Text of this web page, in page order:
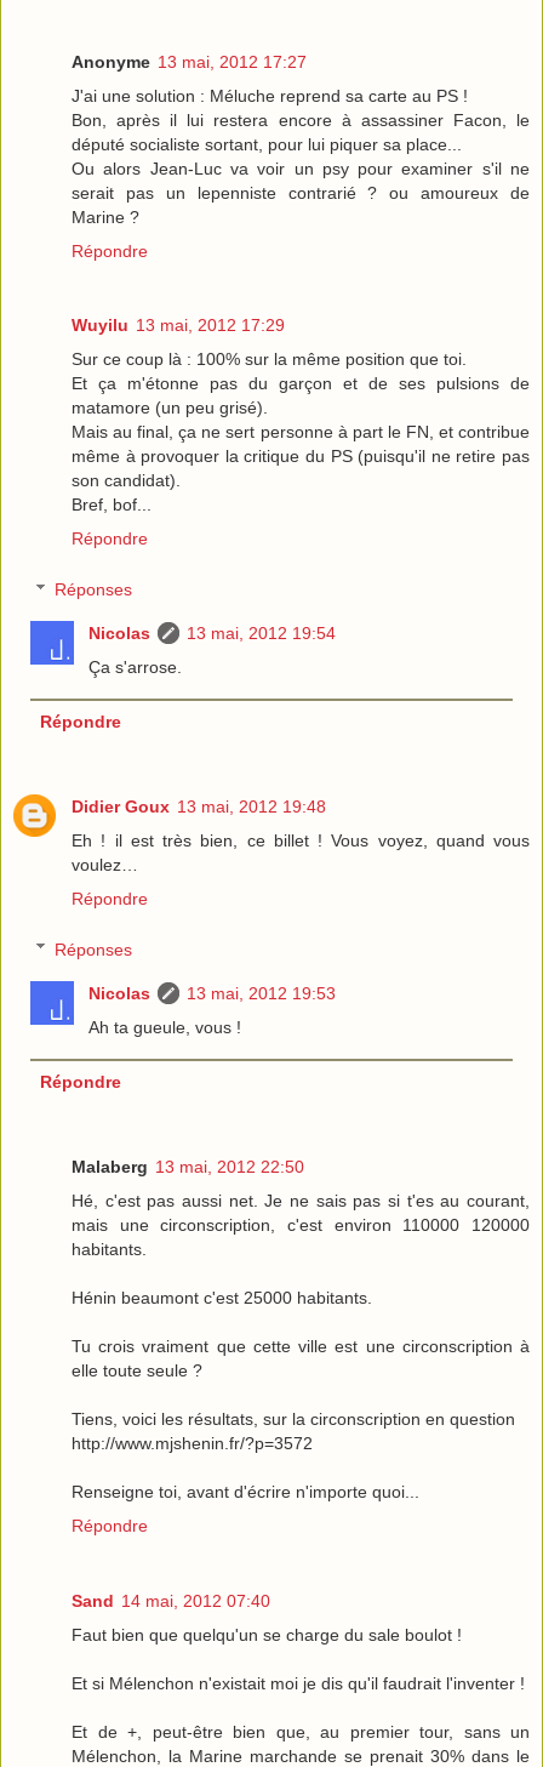
Anonyme 13 mai, 2012 17:27
J'ai une solution : Méluche reprend sa carte au PS !
Bon, après il lui restera encore à assassiner Facon, le
député socialiste sortant, pour lui piquer sa place...
Ou alors Jean-Luc va voir un psy pour examiner s'il ne
serait pas un lepenniste contrarié ? ou amoureux de
Marine ?
Répondre
Wuyilu 13 mai, 2012 17:29
Sur ce coup là : 100% sur la même position que toi.
Et ça m'étonne pas du garçon et de ses pulsions de
matamore (un peu grisé).
Mais au final, ça ne sert personne à part le FN, et contribue
même à provoquer la critique du PS (puisqu'il ne retire pas
son candidat).
Bref, bof...
Répondre
Réponses
Nicolas
13 mai, 2012 19:54
Ça s'arrose.
Répondre
Didier Goux 13 mai, 2012 19:48
Eh ! il est très bien, ce billet ! Vous voyez, quand vous
voulez…
Répondre
Réponses
Nicolas
13 mai, 2012 19:53
Ah ta gueule, vous !
Répondre
Malaberg 13 mai, 2012 22:50
Hé, c'est pas aussi net. Je ne sais pas si t'es au courant,
mais une circonscription, c'est environ 110000 120000
habitants.
Hénin beaumont c'est 25000 habitants.
Tu crois vraiment que cette ville est une circonscription à
elle toute seule ?
Tiens, voici les résultats, sur la circonscription en question
http://www.mjshenin.fr/?p=3572
Renseigne toi, avant d'écrire n'importe quoi...
Répondre
Sand 14 mai, 2012 07:40
Faut bien que quelqu'un se charge du sale boulot !
Et si Mélenchon n'existait moi je dis qu'il faudrait l'inventer !
Et de +, peut-être bien que, au premier tour, sans un
Mélenchon, la Marine marchande se prenait 30% dans le